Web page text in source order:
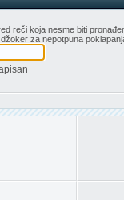
reči koja nesme biti
za nepotpuna